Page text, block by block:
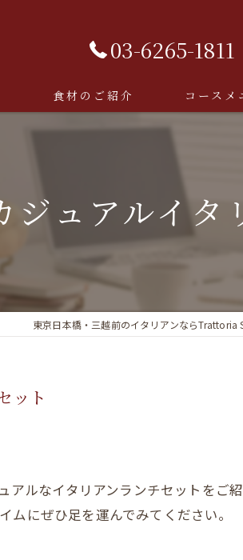
03-6265-1811
食材のご紹介 コースメ
ュアルイタ
東京日本橋・三越前のイタリアンならTrattoria
ット
ルなイタリアンランチセットをご
にぜひ足を運んでみてください。